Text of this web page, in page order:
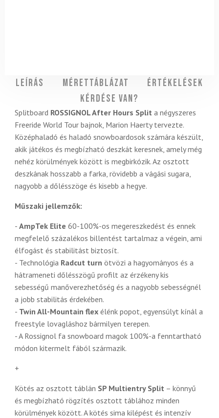
Leírás Mérettáblázat
Értékelések
Kérdése van?
Splitboard ROSSIGNOL After Hours Split a négyszeres
Freeride World Tour bajnok, Marion Haerty tervezte.
Középhaladó és haladó snowboardosok számára készült,
akik játékos és megbízható deszkát keresnek, amely még
nehéz körülmények között is megbirkózik. Az osztott
deszkának hosszabb a farka, rövidebb a vágási sugara,
nagyobb a dőlésszöge és kisebb a hegye.
Műszaki jellemzők:
- AmpTek Elite 60-100%-os megereszkedést és ennek
megfelelő százalékos billentést tartalmaz a végein, ami
élfogást és stabilitást biztosít.
- Technológia Radcut turn ötvözi a hagyományos és a
hátrameneti dőlésszögű profilt az érzékeny kis
sebességű manőverezhetőség és a nagyobb sebességnél
a jobb stabilitás érdekében.
- Twin All-Mountain flex élénk popot, egyensúlyt kínál a
freestyle lovagláshoz bármilyen terepen.
- A Rossignol fa snowboard magok 100%-a fenntartható
módon kitermelt fából származik.
+
Kötés az osztott táblán SP Multientry Split – könnyű
és megbízható rögzítés osztott táblához minden
körülmények között. A kötés sima kilépést és intenzív